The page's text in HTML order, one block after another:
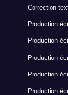
Correction
Production
Production
Production
Production
Production